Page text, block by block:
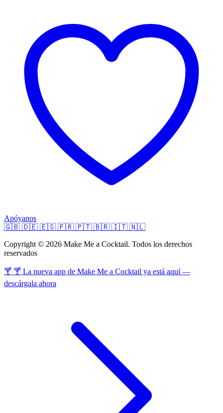
Apóyanos
🇬🇧 🇩🇪 🇪🇸 🇫🇷 🇵🇹 🇧🇷 🇮🇹 🇳🇱
Copyright © 2026 Make Me a Cocktail. Todos los derechos
reservados
🍸 🍸 La nueva app de Make Me a Cocktail ya está aquí —
descárgala ahora